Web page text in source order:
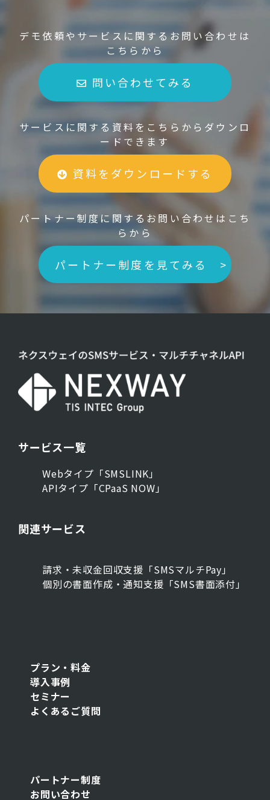
デモ依頼やサービスに関するお問い合わせは
こちらから
問い合わせてみる
サービスに関する資料をこちらからダウンロ
ードできます
資料をダウンロードする
パートナー制度に関するお問い合わせはこち
らから
パートナー制度を見てみる >
サービス一覧
Webタイプ「SMSLINK」
APIタイプ「CPaaS NOW」
関連サービス
請求・未収金回収支援「SMSマルチPay」
個別の書面作成・通知支援「SMS書面添付」
プラン・料金
導入事例
セミナー
よくあるご質問
パートナー制度
お問い合わせ